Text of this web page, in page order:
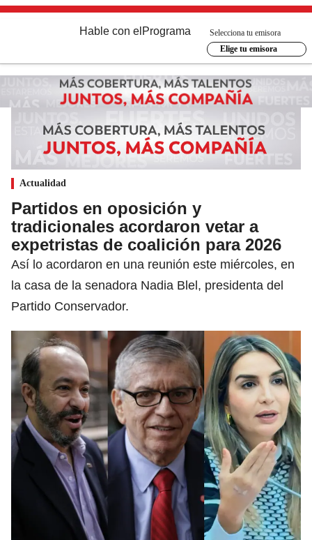
Hable con el Programa
Selecciona tu emisora
Elige tu emisora
Actualidad
Partidos en oposición y
tradicionales acordaron vetar a
expetristas de coalición para 2026
Así lo acordaron en una reunión este miércoles, en
la casa de la senadora Nadia Blel, presidenta del
Partido Conservador.